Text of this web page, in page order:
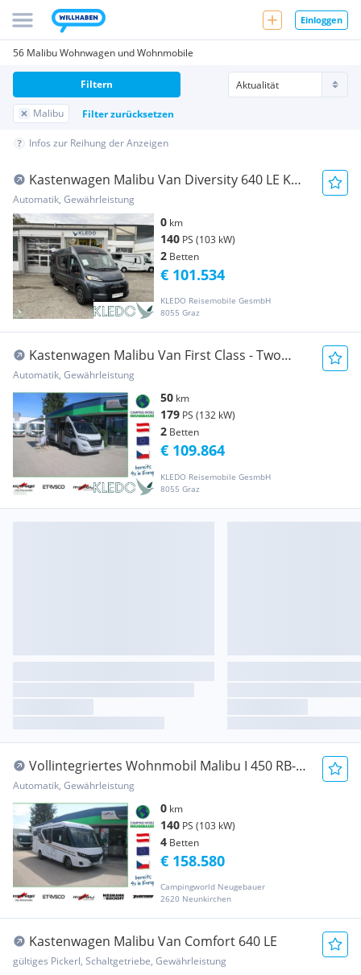
Einloggen
56 Malibu Wohnwagen und Wohnmobile
Malibu Filter zurücksetzen
Filtern
Infos zur Reihung der Anzeigen
Kastenwagen Malibu Van Diversity 640 LE K
char...
Automatik, Gewährleistung
0 km
140 PS (103 kW)
2 Betten
KLEDO Reisemobile GesmbH
8055 Graz
€ 101.534
Kastenwagen Malibu Van First Class - Two
Rooms...
Automatik, Gewährleistung
50 km
179 PS (132 kW)
2 Betten
KLEDO Reisemobile GesmbH
8055 Graz
€ 109.864
Vollintegriertes Wohnmobil Malibu I 450 RB-LE
lightweight 3.5t
Automatik, Gewährleistung
0 km
140 PS (103 kW)
4 Betten
Campingworld Neugebauer
2620 Neunkirchen
€ 158.580
Kastenwagen Malibu Van Comfort 640 LE
gültiges Pickerl, Schaltgetriebe, Gewährleistung